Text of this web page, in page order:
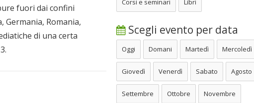
fuori dai confini
Germania, Romania,
di una certa
Corsi e seminari Libri
Scegli evento per data
Oggi Domani Martedì Mercoledì
Giovedì Venerdì Sabato Agosto
Settembre Ottobre Novembre